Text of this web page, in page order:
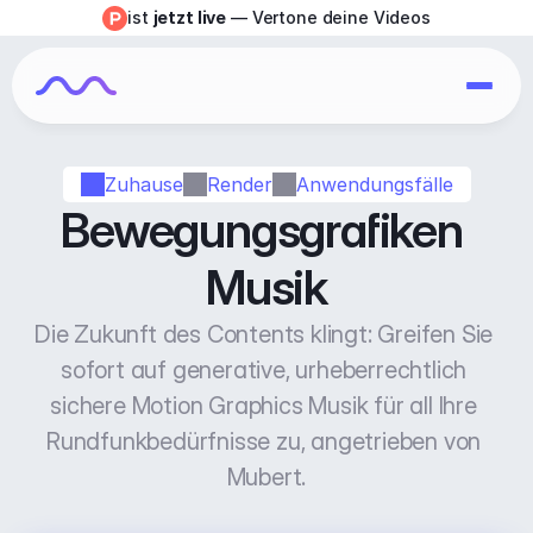
Zuhause Render Anwendungsfälle
Bewegungsgrafiken
Musik
Die Zukunft des Contents klingt: Greifen Sie
sofort auf generative, urheberrechtlich
sichere Motion Graphics Musik für all Ihre
Rundfunkbedürfnisse zu, angetrieben von
Mubert.
ist jetzt live — Vertone deine Videos